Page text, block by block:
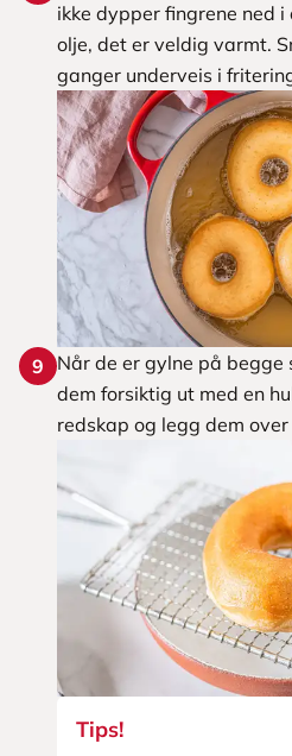
ikke dypper fingrene ned
olje, det er veldig varmt.
ganger underveis i
9
Når de er gylne på begge
dem forsiktig ut med en
redskap og legg dem
Tips!